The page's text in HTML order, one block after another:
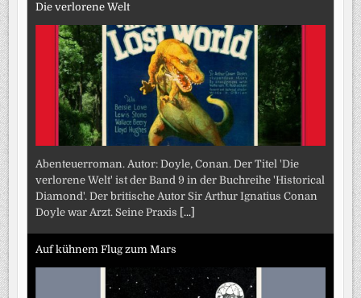
Die verlorene Welt
Abenteuerroman. Autor: Doyle, Conan. Der Titel 'Die
verlorene Welt' ist der Band 9 in der Buchreihe 'Historical
Diamond'. Der britische Autor Sir Arthur Ignatius Conan
Doyle war Arzt. Seine Praxis
[...]
Auf kühnem Flug zum Mars